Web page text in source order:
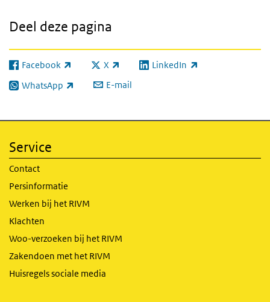
Deel deze pagina
Facebook
(externe link) X
(externe link) LinkedIn
(externe link)
WhatsApp
(externe link) E-mail
Service
Contact
Persinformatie
Werken bij het RIVM
Klachten
Woo-verzoeken bij het RIVM
Zakendoen met het RIVM
Huisregels sociale media